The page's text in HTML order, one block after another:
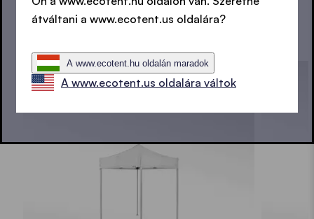
átváltani a www.ecotent.us oldalára?
A www.ecotent.hu oldalán maradok
A www.ecotent.us oldalára váltok